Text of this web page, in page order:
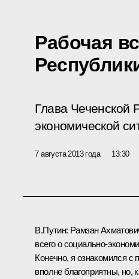
Рабочая
Глава Чеченской
экономической
7 августа 2013 года 13:30
В.Путин: Рамзан
всего о социально-
Конечно, я ознакомился
вполне благоприятны, но,